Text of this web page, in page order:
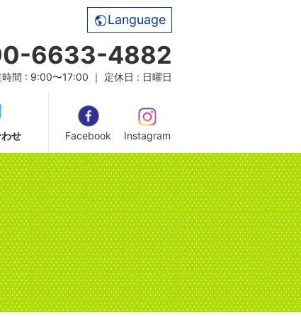
Language
6633-4882
時間 : 9:00〜17:00 ｜ 定休日 : 日曜日
せ Facebook Instagram